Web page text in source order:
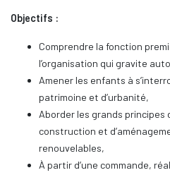
Objectifs :
Comprendre la fonction
l’organisation qui gravite
Amener les enfants à
patrimoine et d’urbanité,
Aborder les grands principes
construction et
renouvelables,
À partir d’une commande,